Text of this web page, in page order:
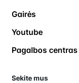
Gairės
Youtube
Pagalbos centras
Sekite mus